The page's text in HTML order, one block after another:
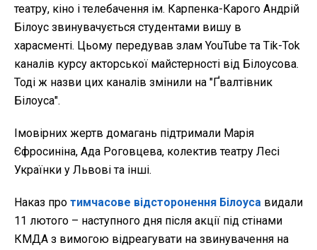
театру, кіно і телебачення ім. Карпенка-Карого Андрій
Білоус звинувачується студентами вишу в
харасменті. Цьому передував злам YouTube та Tik-Tok
каналів курсу акторської майстерності від Білоусова.
Тоді ж назви цих каналів змінили на "Ґвалтівник
Білоуса".
Імовірних жертв домагань підтримали Марія
Єфросиніна, Ада Роговцева, колектив театру Лесі
Українки у Львові та інші.
Наказ про тимчасове відсторонення Білоуса видали
11 лютого – наступного дня після акції під стінами
КМДА з вимогою відреагувати на звинувачення на